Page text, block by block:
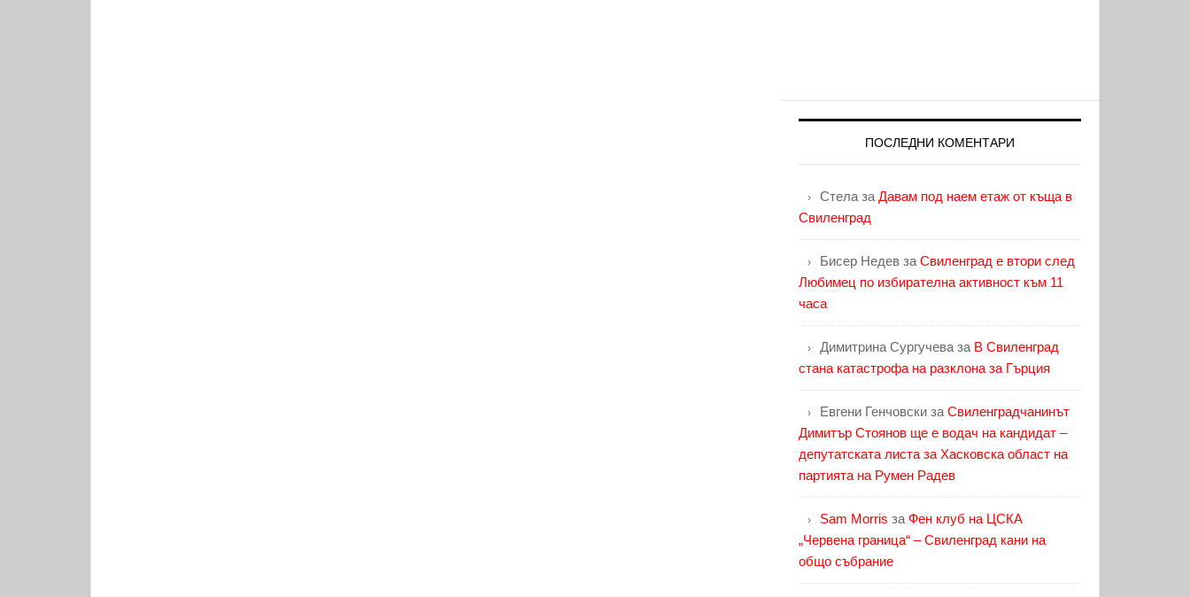
ПОСЛЕДНИ КОМЕНТАРИ
Стела за Давам под наем етаж от къща в
Свиленград
Бисер Недев за Свиленград е втори след
Любимец по избирателна активност към 11
часа
Димитрина Сургучева за В Свиленград
стана катастрофа на разклона за Гърция
Евгени Генчовски за Свиленградчанинът
Димитър Стоянов ще е водач на кандидат –
депутатската листа за Хасковска област на
партията на Румен Радев
Sam Morris за Фен клуб на ЦСКА
„Червена граница“ – Свиленград кани на
общо събрание